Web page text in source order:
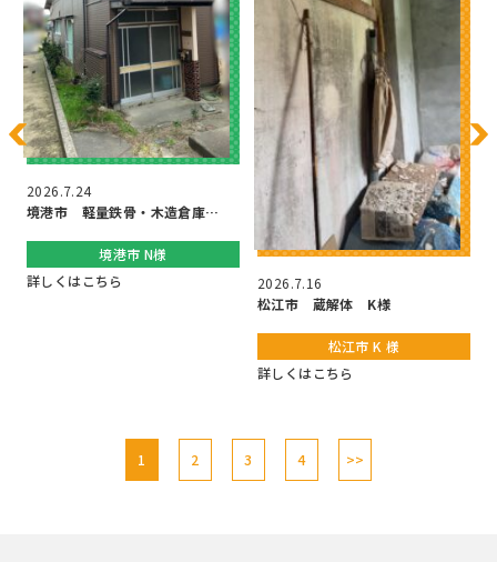
2026.7.24
境港市 軽量鉄骨・木造倉庫…
境港市 N様
詳しくはこちら
2026.7.16
松江市 蔵解体 K様
松江市 K 様
詳しくはこちら
1 2 3 4 >>